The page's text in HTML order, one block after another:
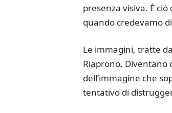
presenza visiva. È
quando credevamo
Le immagini, tratte
Riaprono. Diventano
dell’immagine che
tentativo di